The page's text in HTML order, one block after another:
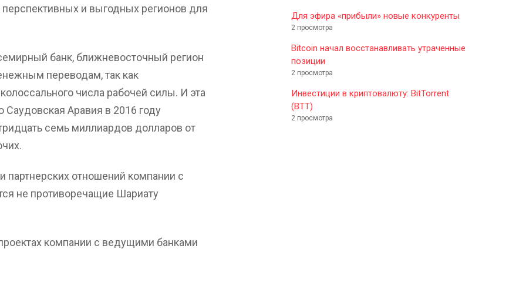
и выгодных регионов для
банк, ближневосточный регион
переводам, так как
числа рабочей силы. И эта
Аравия в 2016 году
семь миллиардов долларов от
партнерских отношений компании с
не противоречащие Шариату
компании с ведущими банками
Для эфира «прибыли» новые конкуренты
2 просмотра
Bitcoin начал восстанавливать утраченные
позиции
2 просмотра
Инвестиции в криптовалюту: BitTorrent
(BTT)
2 просмотра